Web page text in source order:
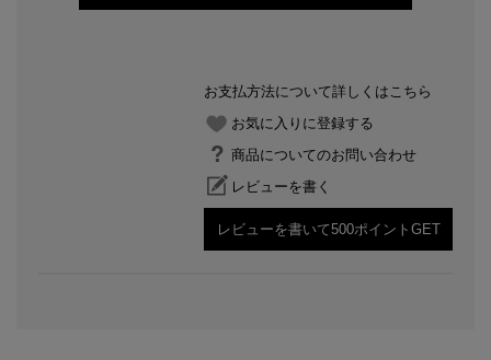
お支払方法について詳しくはこちら
お気に入りに登録する
商品についてのお問い合わせ
レビューを書く
レビューを書いて500ポイントGET